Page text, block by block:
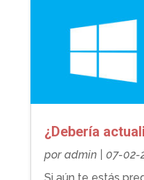
¿Debería
por admin| 07-02-